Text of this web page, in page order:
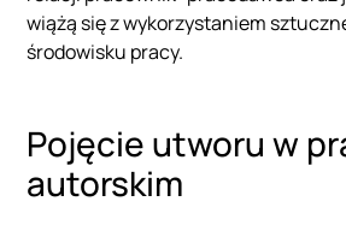
wiążą się z wykorzystaniem
środowisku pracy.
Pojęcie utworu w
autorskim